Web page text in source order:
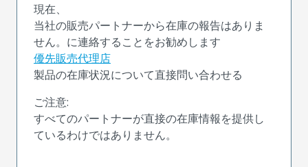
現在、
当社の販売パートナーから在庫の報告はありま
せん。に連絡することをお勧めします
優先販売代理店
製品の在庫状況について直接問い合わせる
ご注意:
すべてのパートナーが直接の在庫情報を提供し
ているわけではありません。